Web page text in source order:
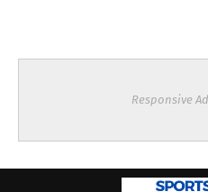
Responsive